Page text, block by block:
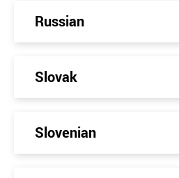
Russian
Slovak
Slovenian